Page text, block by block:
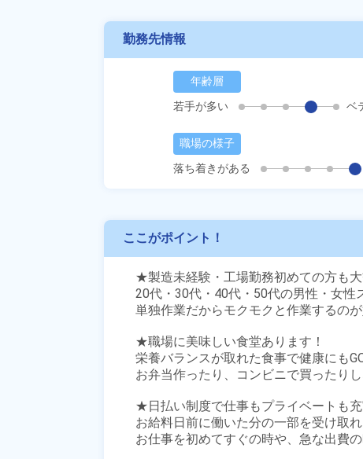
勤務先情報
年齢層
若手が多い
ベ
職場の様子
落ち着きがある
ここがポイント！
★製造未経験・工場勤務初めての方も大
20代・30代・40代・50代の男性・女
単独作業だからモクモクと作業するの
★職場に美味しい食堂あります！
栄養バランスが取れた食事で健康にも
お弁当作ったり、コンビニで買ったり
★日払い制度で仕事もプライベートも充
お給料日前に働いた分の一部を受け取
お仕事を初めてすぐの時や、急な出費